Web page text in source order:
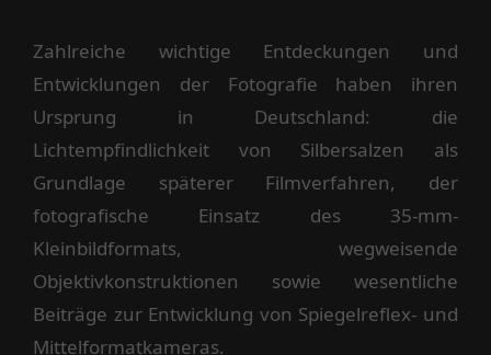
Zahlreiche wichtige Entdeckungen und
Entwicklungen der Fotografie haben ihren
Ursprung in Deutschland: die
Lichtempfindlichkeit von Silbersalzen als
Grundlage späterer Filmverfahren, der
fotografische Einsatz des 35-mm-
Kleinbildformats, wegweisende
Objektivkonstruktionen sowie wesentliche
Beiträge zur Entwicklung von Spiegelreflex- und
Mittelformatkameras.